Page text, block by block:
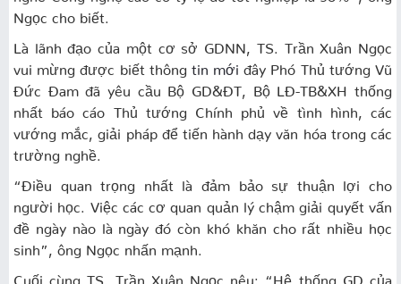
Ngọc cho biết.
Là lãnh đạo của một cơ sở GDNN, TS. Trần Xuân Ngọc
vui mừng được biết thông tin mới đây Phó Thủ tướng Vũ
Đức Đam đã yêu cầu Bộ GD&ĐT, Bộ LĐ-TB&XH thống
nhất báo cáo Thủ tướng Chính phủ về tình hình, các
vướng mắc, giải pháp để tiến hành dạy văn hóa trong các
trường nghề.
“Điều quan trọng nhất là đảm bảo sự thuận lợi cho
người học. Việc các cơ quan quản lý chậm giải quyết vấn
đề ngày nào là ngày đó còn khó khăn cho rất nhiều học
sinh”, ông Ngọc nhấn mạnh.
Cuối cùng TS. Trần Xuân Ngọc nêu: “Hệ thống GD của